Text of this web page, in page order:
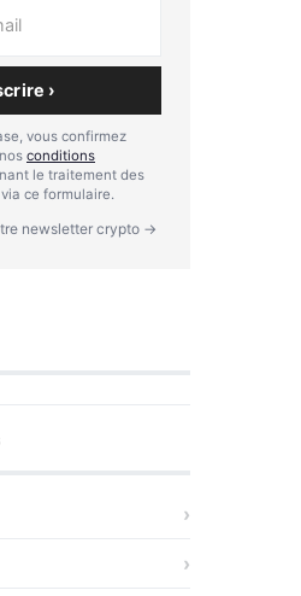
›
vous confirmez
conditions
le traitement des
ce formulaire.
newsletter crypto →